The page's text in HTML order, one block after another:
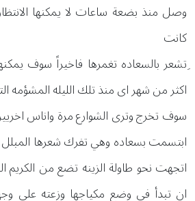
وصل منذ بضعة ساعات لا يمكنها
كانت
ِتشعر بالسعاده تغمرها فاخيراً سوف
اكثر من شهر اى منذ تلك الليله المشؤمه
سوف تخرج وترى الشوارع مرة واناس
ابتسمت بسعاده وهي تفرك شعرها
اتجهت نحو طاولة الزينه تضع من
ان تبدأ فى وضع مكياجها وزعته علي